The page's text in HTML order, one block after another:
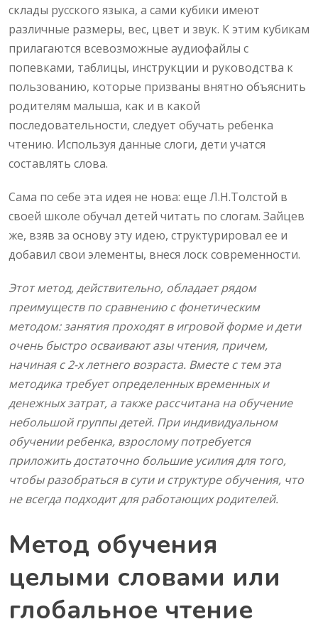
склады русского языка, а сами кубики имеют
различные размеры, вес, цвет и звук. К этим кубикам
прилагаются всевозможные аудиофайлы с
попевками, таблицы, инструкции и руководства к
пользованию, которые призваны внятно объяснить
родителям малыша, как и в какой
последовательности, следует обучать ребенка
чтению. Используя данные слоги, дети учатся
составлять слова.
Сама по себе эта идея не нова: еще Л.Н.Толстой в
своей школе обучал детей читать по слогам. Зайцев
же, взяв за основу эту идею, структурировал ее и
добавил свои элементы, внеся лоск современности.
Этот метод, действительно, обладает рядом
преимуществ по сравнению с фонетическим
методом: занятия проходят в игровой форме и дети
очень быстро осваивают азы чтения, причем,
начиная с 2-х летнего возраста. Вместе с тем эта
методика требует определенных временных и
денежных затрат, а также рассчитана на обучение
небольшой группы детей. При индивидуальном
обучении ребенка, взрослому потребуется
приложить достаточно большие усилия для того,
чтобы разобраться в сути и структуре обучения, что
не всегда подходит для работающих родителей.
Метод обучения
целыми словами или
глобальное чтение